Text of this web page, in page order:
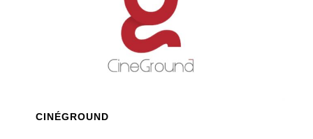
CINÉGROUND